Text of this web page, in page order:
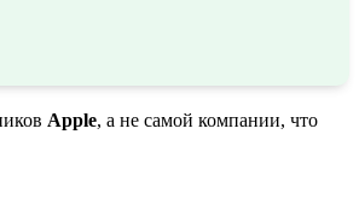
Apple, а не самой компании, что